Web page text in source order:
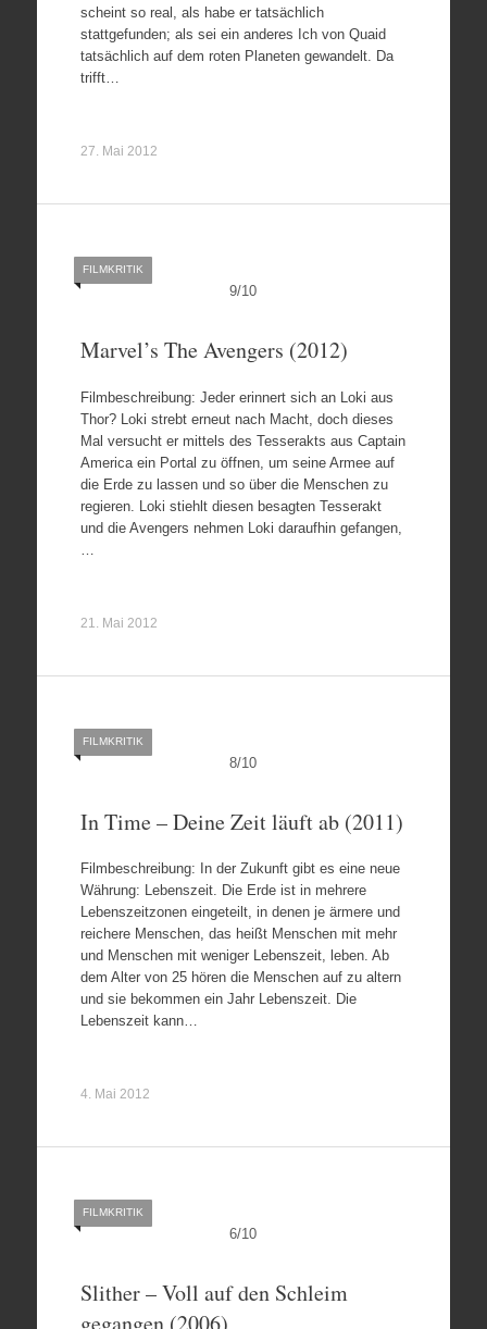
scheint so real, als habe er tatsächlich
stattgefunden; als sei ein anderes Ich von Quaid
tatsächlich auf dem roten Planeten gewandelt. Da
trifft…
27. Mai 2012
9/10
FILMKRITIK
Marvel’s The Avengers (2012)
Filmbeschreibung: Jeder erinnert sich an Loki aus
Thor? Loki strebt erneut nach Macht, doch dieses
Mal versucht er mittels des Tesserakts aus Captain
America ein Portal zu öffnen, um seine Armee auf
die Erde zu lassen und so über die Menschen zu
regieren. Loki stiehlt diesen besagten Tesserakt
und die Avengers nehmen Loki daraufhin gefangen,
21. Mai 2012
8/10
FILMKRITIK
In Time – Deine Zeit läuft ab (2011)
Filmbeschreibung: In der Zukunft gibt es eine neue
Währung: Lebenszeit. Die Erde ist in mehrere
Lebenszeitzonen eingeteilt, in denen je ärmere und
reichere Menschen, das heißt Menschen mit mehr
und Menschen mit weniger Lebenszeit, leben. Ab
dem Alter von 25 hören die Menschen auf zu altern
und sie bekommen ein Jahr Lebenszeit. Die
Lebenszeit kann…
4. Mai 2012
6/10
FILMKRITIK
Slither – Voll auf den Schleim
gegangen (2006)